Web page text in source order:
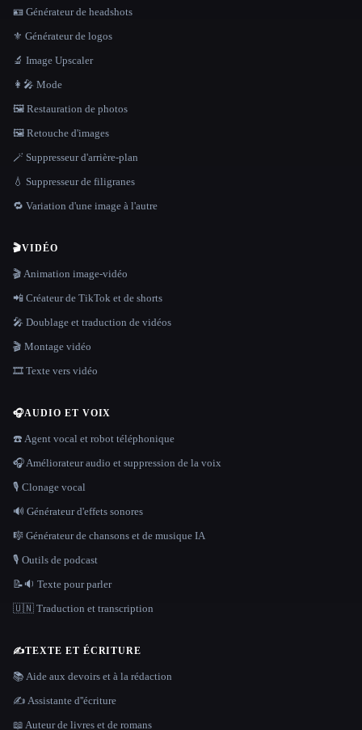
🪪 Générateur de headshots
⚜️ Générateur de logos
🔬 Image Upscaler
👩‍🎤 Mode
🖼️ Restauration de photos
🖼️ Retouche d'images
🪄 Suppresseur d'arrière-plan
💧 Suppresseur de filigranes
🔁 Variation d'une image à l'autre
🎬VIDÉO
🎬 Animation image-vidéo
📲 Créateur de TikTok et de shorts
🎤 Doublage et traduction de vidéos
🎬 Montage vidéo
🎞️ Texte vers vidéo
🎧AUDIO ET VOIX
☎️ Agent vocal et robot téléphonique
🎧 Améliorateur audio et suppression de la voix
🎙️ Clonage vocal
🔊 Générateur d'effets sonores
🎼 Générateur de chansons et de musique IA
🎙️ Outils de podcast
📝🔉 Texte pour parler
🇺🇳 Traduction et transcription
✍️TEXTE ET ÉCRITURE
📚 Aide aux devoirs et à la rédaction
✍️ Assistante d''écriture
📖 Auteur de livres et de romans